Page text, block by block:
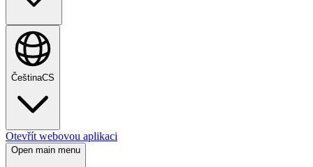
ČeštinaCS
Otevřít webovou aplikaci
Open main menu